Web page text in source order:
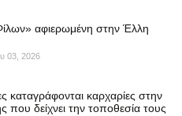
αφιερωμένη στην Έλλη
03, 2026
καταγράφονται καρχαρίες στην
που δείχνει την τοποθεσία τους